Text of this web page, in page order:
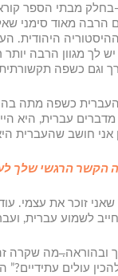
מבתי הספר
הרבה מאוד סימני
היהודית.
יש לך מגוון הרבה
וגם כשפה
כשפה מתה
מדברים עברית, היא
אני חושב שהעברית
הקשר הרגשי שלך
זוכר את עצמי.
שלמדנו שם כ-20 שעות בעברית בשבוע. באופן
ובהוראה.
עולים